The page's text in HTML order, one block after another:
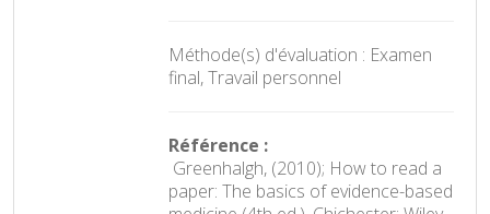
Méthode(s) d'évaluation : Examen
final, Travail personnel
Référence :
 Greenhalgh, (2010); How to read a
paper: The basics of evidence-based